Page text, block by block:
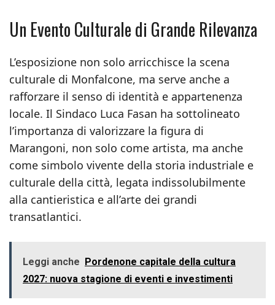
Un Evento Culturale di Grande Rilevanza
L’esposizione non solo arricchisce la scena
culturale di Monfalcone, ma serve anche a
rafforzare il senso di identità e appartenenza
locale. Il Sindaco Luca Fasan ha sottolineato
l’importanza di valorizzare la figura di
Marangoni, non solo come artista, ma anche
come simbolo vivente della storia industriale e
culturale della città, legata indissolubilmente
alla cantieristica e all’arte dei grandi
transatlantici.
Leggi anche Pordenone capitale della cultura
2027: nuova stagione di eventi e investimenti